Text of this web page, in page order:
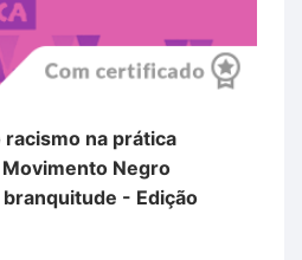
na prática
Movimento Negro
- Edição